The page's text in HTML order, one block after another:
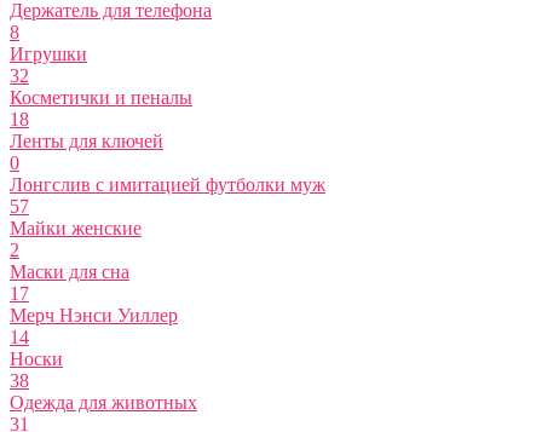
Держатель для телефона
8
Игрушки
32
Косметички и пеналы
18
Ленты для ключей
0
Лонгслив с имитацией футболки муж
57
Майки женские
2
Маски для сна
17
Мерч Нэнси Уиллер
14
Носки
38
Одежда для животных
31